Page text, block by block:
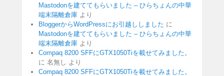
Mastodonを建ててもらいました – ひらちょんの中華
端末隔離倉庫 より
BloggerからWordPressにお引越ししました に
Mastodonを建ててもらいました – ひらちょんの中華
端末隔離倉庫 より
Compaq 8200 SFFにGTX1050Tiを載せてみました。
に 名無し より
Compaq 8200 SFFにGTX1050Tiを載せてみました。